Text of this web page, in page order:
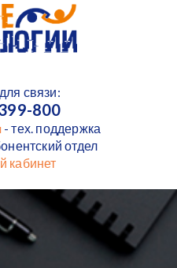
связи:
800
- тех. поддержка
отдел
кабинет